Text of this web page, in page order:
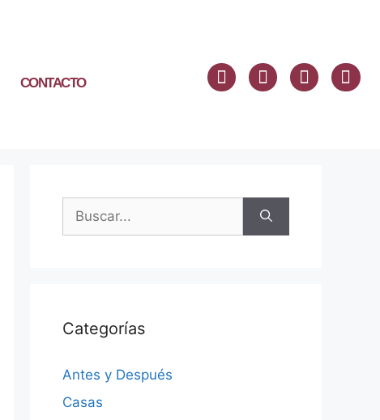
CONTACTO
Categorías
Antes y Después
Casas